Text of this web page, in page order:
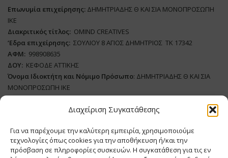
Διαχείριση Συγκατάθεσης
Για να παρέχουμε την καλύτερη εμπειρία, χρησιμοποιούμε
τεχνολογίες όπως cookies για την αποθήκευση ή/και την
πρόσβαση σε πληροφορίες συσκευών. Η συγκατάθεση για τις εν
Επωνυμία επιχείρησης: ΔΗΜΗΤΡΙΑΔΗΣ Θ ΚΑΙ ΣΙΑ ΜΟΝΟΠΡΟΣΩΠΗ
ΙΚΕ
Διακριτικός τίτλος: ΟΜΙΝD CREATIVES
‘Eδρα επιχείρησης: ΣΟΥΛΙΟΥ 8 ΑΓΙΟΣ ΔΗΜΗΤΡΙΟΣ ΤΚ 17342
ΑΦΜ: 998908635
ΔΟΥ: ΚΕΦΟΔΕ ΑΤΤΙΚΗΣ
Όνομα Ιδιοκτήτη και Νόμιμο Πρόσωπο: ΔΗΜΗΤΡΙΑΔΗΣ Θ ΚΑΙ ΣΙΑ
ΜΟΝΟΠΡΟΣΩΠΗ ΙΚΕ
Διευθυντής Σύνταξης:ΑΘΑΝΑΣΙΟΣ ΑΝΤΩΝΙΟΥ
ΔικαιούχοςDomain:ΔΗΜΗΤΡΙΑΔΗΣ Θ ΚΑΙ ΣΙΑ ΜΟΝΟΠΡΟΣΩΠΗ ΙΚΕ
Διευθυντής: ΕΥΘΥΜΙΑΤΟΥ ΜΑΡΙΑ
Διαχειριστής:
ΕΥΘΥΜΙΑΤΟΥ ΜΑΡΙΑ